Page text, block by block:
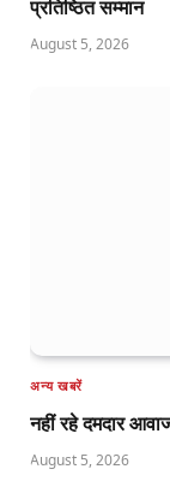
प्रतिष्ठित सम्मान
August 5, 2026
अन्य खबरें
नहीं रहे दमदार
August 5, 2026